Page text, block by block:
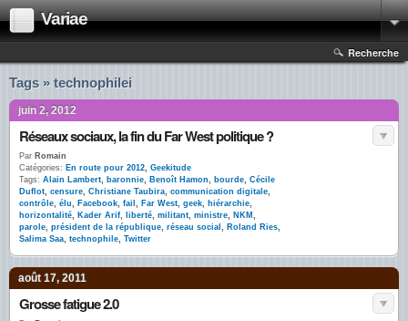
Variae
Recherche
Tags » technophilei
juin 2, 2012
Réseaux sociaux, la fin du Far West politique ?
Par Romain
Catégories: En route pour 2012, Geekitude
Tags: Alain Lambert, baronnie, Benoît Hamon, bourde, Cécile
Duflot, censure, Christiane Taubira, communication digitale,
contrôle, élu, Facebook, fail , Far West, geek, hiérarchie,
horizontalité, Kader Arif, liberté, militant, ministre, NKM ,
parole, président de la république, réseau social , Roland Ries,
Salima Saa, technophile, Twitter
août 17, 2011
Grosse fatigue 2.0